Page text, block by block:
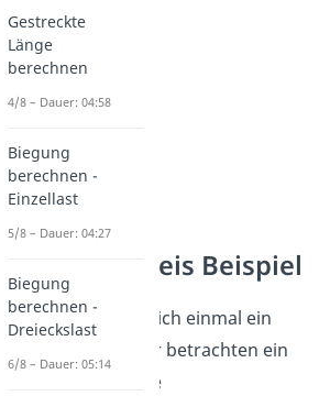
Mohrscher
Spannungskreis Beispiel
Schauen wir uns gleich einmal ein
Beispiel dazu an. Wir betrachten ein
Quadrat, an dem die
Gestreckte
Länge
berechnen
4/8 – Dauer: 04:58
Biegung
berechnen -
Einzellast
5/8 – Dauer: 04:27
Biegung
berechnen -
Dreieckslast
6/8 – Dauer: 05:14